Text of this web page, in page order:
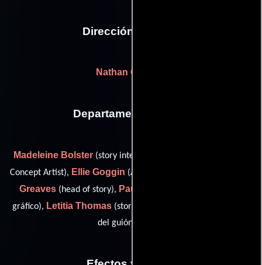
Dirección artística
Nathan Geppert
Departamento de arte
Madeleine Bolster(story intern),
Concept Artist), Ellie Goggin (Artista del guión gráfico),
Greaves (head of story), Paul Kassab
gráfico), Letitia Thomas (story intern) y
del guión gráfico)